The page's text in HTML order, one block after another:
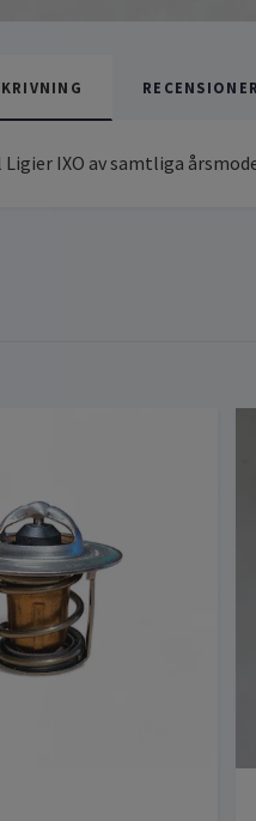
RECENSIONER
IXO av samtliga